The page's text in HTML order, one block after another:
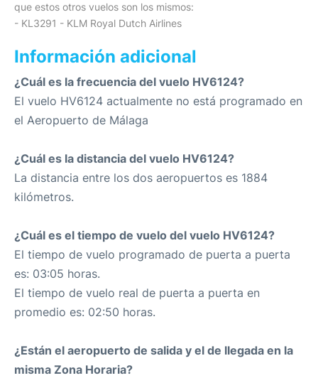
que estos otros vuelos son los mismos:
- KL3291 - KLM Royal Dutch Airlines
Información adicional
¿Cuál es la frecuencia del vuelo HV6124?
El vuelo HV6124 actualmente no está programado en
el Aeropuerto de Málaga
¿Cuál es la distancia del vuelo HV6124?
La distancia entre los dos aeropuertos es 1884
kilómetros.
¿Cuál es el tiempo de vuelo del vuelo HV6124?
El tiempo de vuelo programado de puerta a puerta
es: 03:05 horas.
El tiempo de vuelo real de puerta a puerta en
promedio es: 02:50 horas.
¿Están el aeropuerto de salida y el de llegada en la
misma Zona Horaria?